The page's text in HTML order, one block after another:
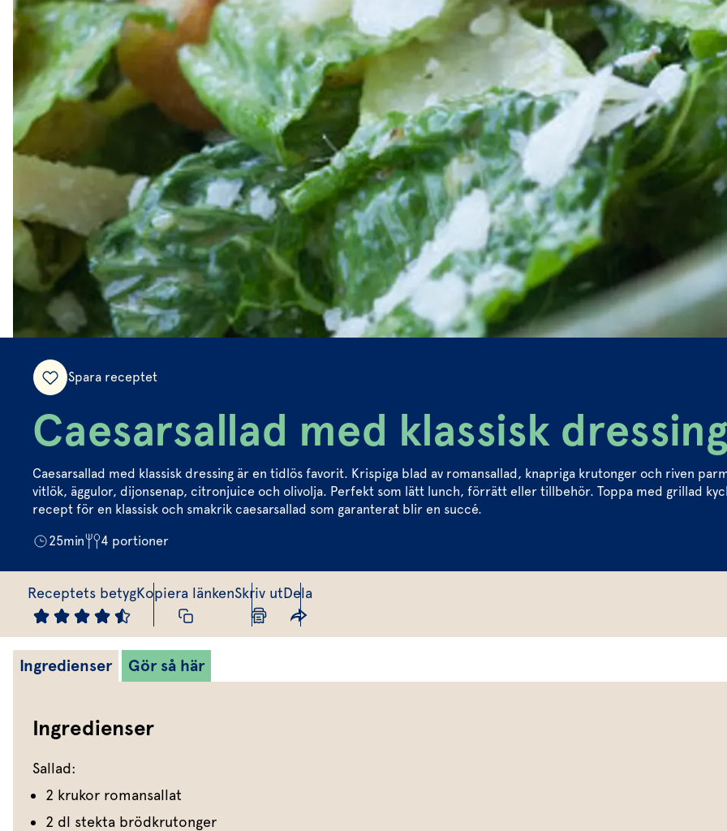
Spara receptet
Caesarsallad med klassisk
Caesarsallad med klassisk dressing är en tidlös favorit. Krispiga blad av romansallad, knapriga krutonger och riven
vitlök, äggulor, dijonsenap, citronjuice och olivolja. Perfekt som lätt lunch, förrätt eller tillbehör. Toppa med grillad
recept för en klassisk och smakrik caesarsallad som garanterat blir en succé.
25min 4 portioner
Receptets betygKopiera länkenSkriv utDela
Ingredienser Gör så här
Ingredienser
Sallad:
2 krukor romansallat
2 dl stekta brödkrutonger